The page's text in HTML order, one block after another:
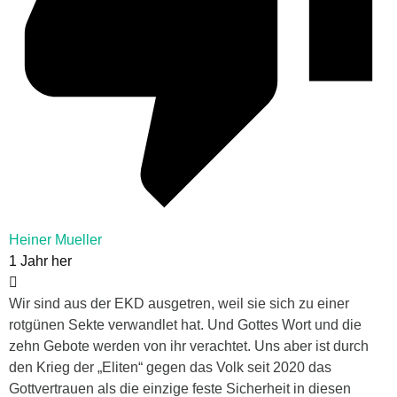
Heiner Mueller
1 Jahr her
Wir sind aus der EKD ausgetren, weil sie sich zu einer
rotgünen Sekte verwandlet hat. Und Gottes Wort und die
zehn Gebote werden von ihr verachtet. Uns aber ist durch
den Krieg der „Eliten“ gegen das Volk seit 2020 das
Gottvertrauen als die einzige feste Sicherheit in diesen